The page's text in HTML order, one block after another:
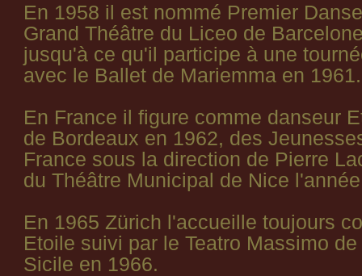
En 1958 il est nommé Premier
Grand Théâtre du Liceo de
jusqu'à ce qu'il participe à une
avec le Ballet de Mariemma en 1961.
En France il figure comme danseur
de Bordeaux en 1962, des
France sous la direction de Pierre
du Théâtre Municipal de Nice
En 1965 Zürich l'accueille toujours
Etoile suivi par le Teatro Massimo
Sicile en 1966.